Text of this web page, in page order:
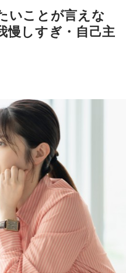
みたいな、そういうときの
んな不安や葛藤を飛び越え
リティのある曲だなと思い
部分も結構あるんですけ
ういうものを飛び越えて
ガーソングライター・バー
さんをゲストに迎えてお届
ーで聴く
会員の登録でご利用いた
とする、JFN全国38局ネッ
ゃうしね。だからご飯を食
く寝られたりすると思う
ンテナンスというか、そ
常に最高に整えるという
いた時期は体調が不安定
段だったら前向きにいける
ゃったりするでしょう。
きって、やっぱり楽しいけ
て、ちょっと子育てが憂鬱
ゃないですか。子どもの元
気なときには「もう！」と
いときはキツイもんね。そ
元気」の「気」は中がお米
元気をつけていってくださ
と割り切って仕事に就いて
ます。私生活は充実してお
も仕事は辞められません。
する、幸せになるぞとい
ただけないでしょうか？
れそうになりながらも、
談に対し、江原は「意外な
」と前置きした上で、具体
とを申し上げるようだけれ
り、ちゃんと食べて、よ
って不規則でしょう？ 夜勤
から、身体のコンディショ
だと思うの。
つもフィジカルとスピリチ
いことが言えな
慢しすぎ・自己主